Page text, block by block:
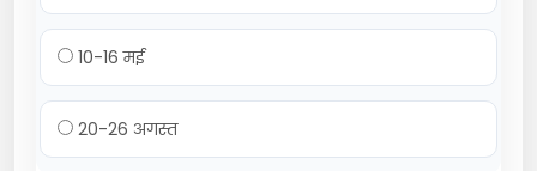
10-16 मई
20-26 अगस्त